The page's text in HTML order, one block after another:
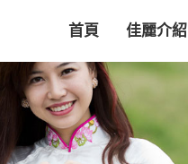
首頁 佳麗介紹